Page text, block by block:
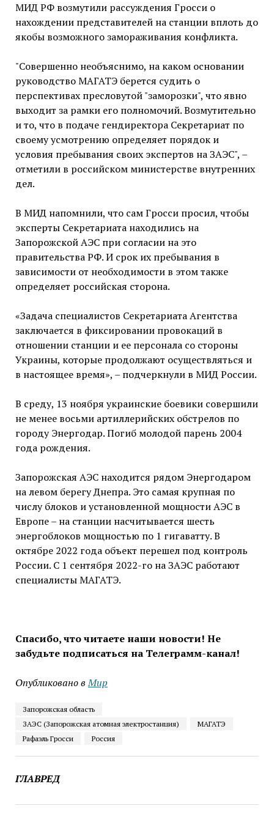
МИД РФ возмутили рассуждения Гросси о
нахождении представителей на станции вплоть до
якобы возможного замораживания конфликта.
"Совершенно необъяснимо, на каком основании
руководство МАГАТЭ берется судить о
перспективах пресловутой "заморозки", что явно
выходит за рамки его полномочий. Возмутительно
и то, что в подаче гендиректора Секретариат по
своему усмотрению определяет порядок и
условия пребывания своих экспертов на ЗАЭС", –
отметили в российском министерстве внутренних
дел.
В МИД напомнили, что сам Гросси просил, чтобы
эксперты Секретариата находились на
Запорожской АЭС при согласии на это
правительства РФ. И срок их пребывания в
зависимости от необходимости в этом также
определяет российская сторона.
«Задача специалистов Секретариата Агентства
заключается в фиксировании провокаций в
отношении станции и ее персонала со стороны
Украины, которые продолжают осуществляться и
в настоящее время», – подчеркнули в МИД России.
В среду, 13 ноября украинские боевики совершили
не менее восьми артиллерийских обстрелов по
городу Энергодар. Погиб молодой парень 2004
года рождения.
Запорожская АЭС находится рядом Энергодаром
на левом берегу Днепра. Это самая крупная по
числу блоков и установленной мощности АЭС в
Европе – на станции насчитывается шесть
энергоблоков мощностью по 1 гигаватту. В
октябре 2022 года объект перешел под контроль
России. С 1 сентября 2022-го на ЗАЭС работают
специалисты МАГАТЭ.
Спасибо, что читаете наши новости! Не
забудьте подписаться на Телеграмм-канал!
Опубликовано в Мир
Запорожская область
ЗАЭС (Запорожская атомная электростанция)
МАГАТЭ
Рафаэль Гросси
Россия
ГЛАВРЕД